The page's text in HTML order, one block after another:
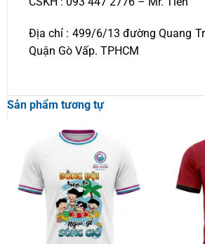
Địa chỉ : 499/6/13 đường Quang
Quận Gò Vấp. TPHCM
Sản phẩm tương tự